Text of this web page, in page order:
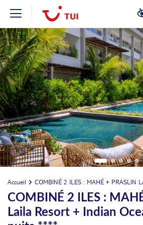
Accueil COMBINÉ 2 ILES : MAHÉ + PRASLIN Laila Resort
COMBINÉ 2 ILES :
Laila Resort + Indian